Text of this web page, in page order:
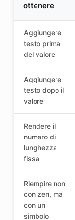
ottenere
Aggiungere
testo prima
del valore
Aggiungere
testo dopo il
valore
Rendere il
numero di
lunghezza
fissa
Riempire non
con zeri, ma
con un
simbolo